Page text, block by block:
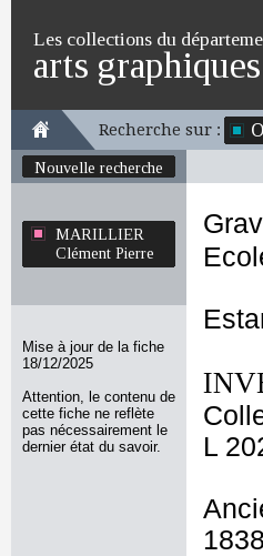
Les collections du
arts graphiques
Recherche sur :
Nouvelle recherche
MARILLIER
Clément Pierre
Mise à jour de la fiche
18/12/2025
Attention, le contenu de
cette fiche ne reflète
pas nécessairement le
dernier état du savoir.
L